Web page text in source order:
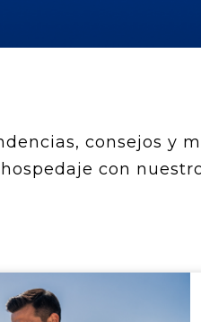
consejos y
hospedaje con